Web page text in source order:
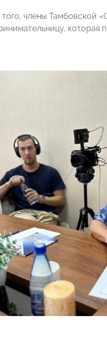
члены Тамбовской
которая